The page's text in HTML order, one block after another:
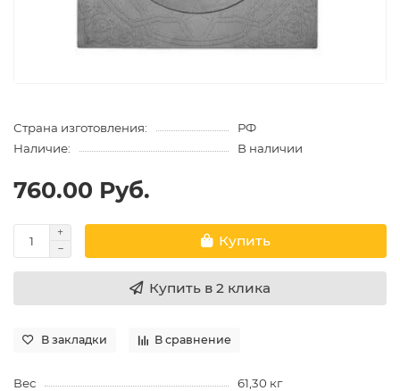
Страна изготовления:
РФ
Наличие:
В наличии
760.00 Руб.
Купить
Купить в 2 клика
В закладки В сравнение
Вес
61,30 кг